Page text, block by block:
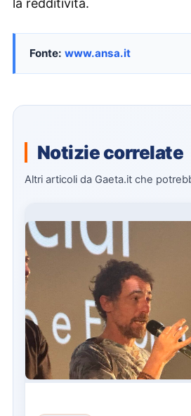
Fonte: www.ansa.it
Notizie correlate
Altri articoli da Gaeta.it che